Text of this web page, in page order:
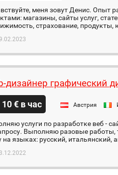
меня зовут Денис. Опыт
магазины, сайты услуг,
страхование,
дизайнер графический
10 € в час Австрия
услуги по разработке веб -
Выполняю разовые работы,
на языках: русский, итальянский,